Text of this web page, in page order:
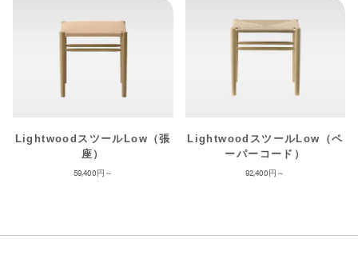
LightwoodスツールLow（張
座）
59,400
LightwoodスツールLow（ペ
ーパーコード）
92,400